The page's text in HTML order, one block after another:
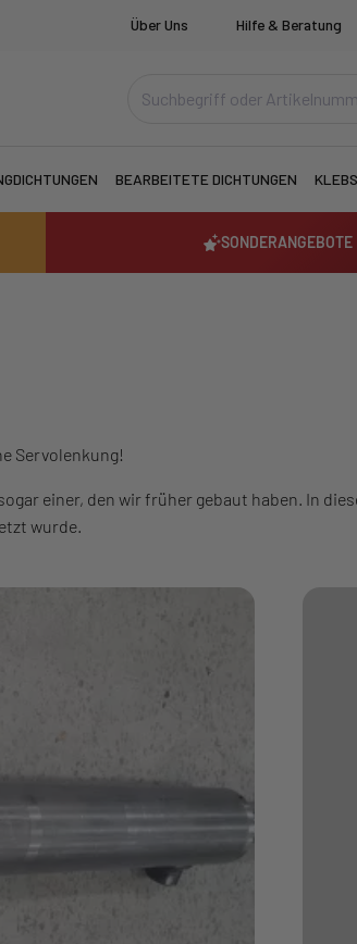
Über Uns Hilfe & Beratung
BEARBEITETE DICHTUNGEN
SONDERANGEBOTE
Servolenkung!
einer, den wir früher gebaut haben. In
wurde.